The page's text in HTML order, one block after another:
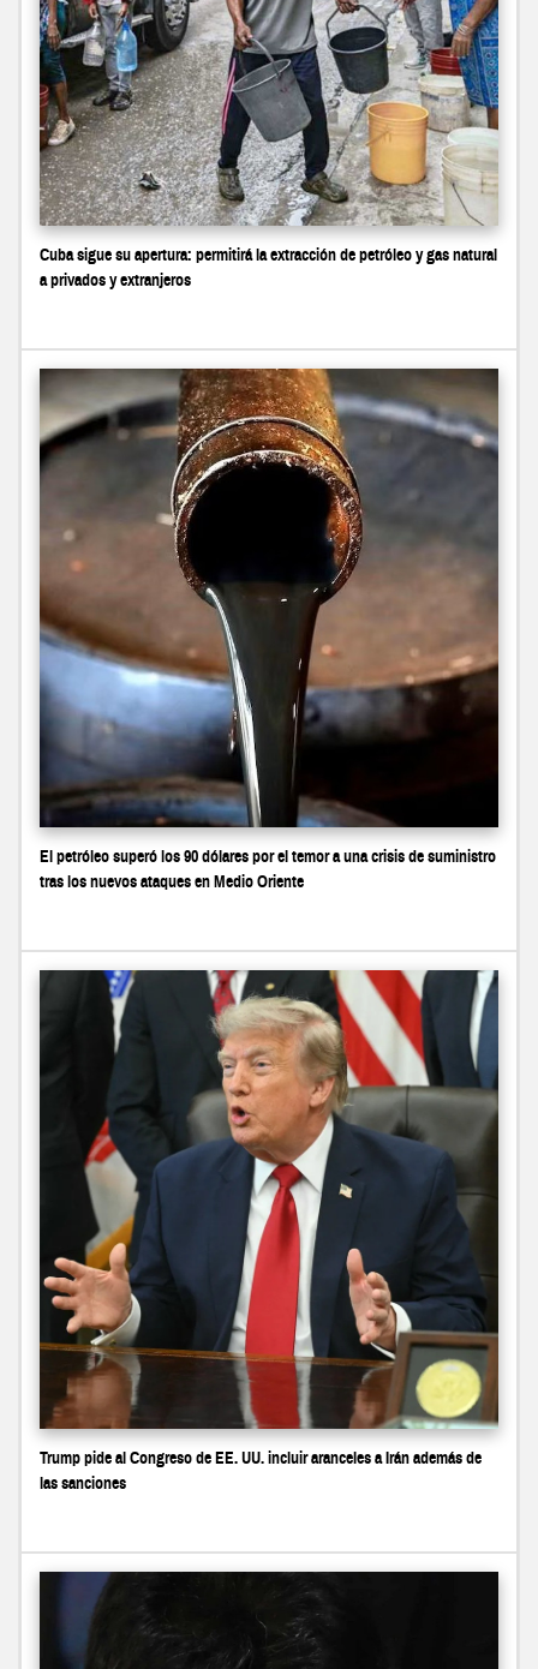
Cuba sigue su apertura: permitirá la extracción de petróleo y gas natural
a privados y extranjeros
El petróleo superó los 90 dólares por el temor a una crisis de suministro
tras los nuevos ataques en Medio Oriente
Trump pide al Congreso de EE. UU. incluir aranceles a Irán además de
las sanciones